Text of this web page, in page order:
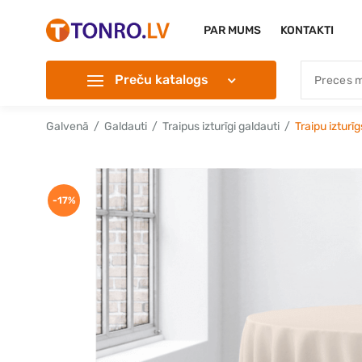
PAR MUMS KONTAKTI
Preču katalogs
Galvenā Galdauti Traipus izturīgi galdauti Traipu
-17%